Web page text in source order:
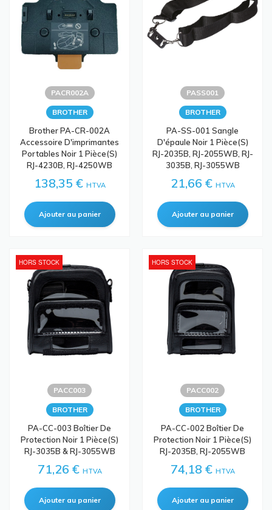
PACR002A
BROTHER
Brother PA-CR-002A
Accessoire D'imprimantes
Portables Noir 1 Pièce(s)
RJ-4230B, RJ-4250WB
138,35 € HTVA
PASS001
BROTHER
PA-SS-001 Sangle
D'épaule Noir 1 Pièce(s)
RJ-2035B, RJ-2055WB, RJ-
3035B, RJ-3055WB
21,66 € HTVA
HORS STOCK
PACC003
BROTHER
PA-CC-003 Boîtier De
Protection Noir 1 Pièce(s)
RJ-3035B & RJ-3055WB
71,26 € HTVA
HORS STOCK
PACC002
BROTHER
PA-CC-002 Boîtier De
Protection Noir 1 Pièce(s)
RJ-2035B, RJ-2055WB
74,18 € HTVA